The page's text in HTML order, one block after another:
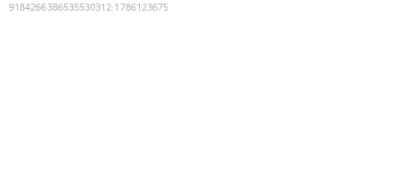
9184266386535530312:1786123675